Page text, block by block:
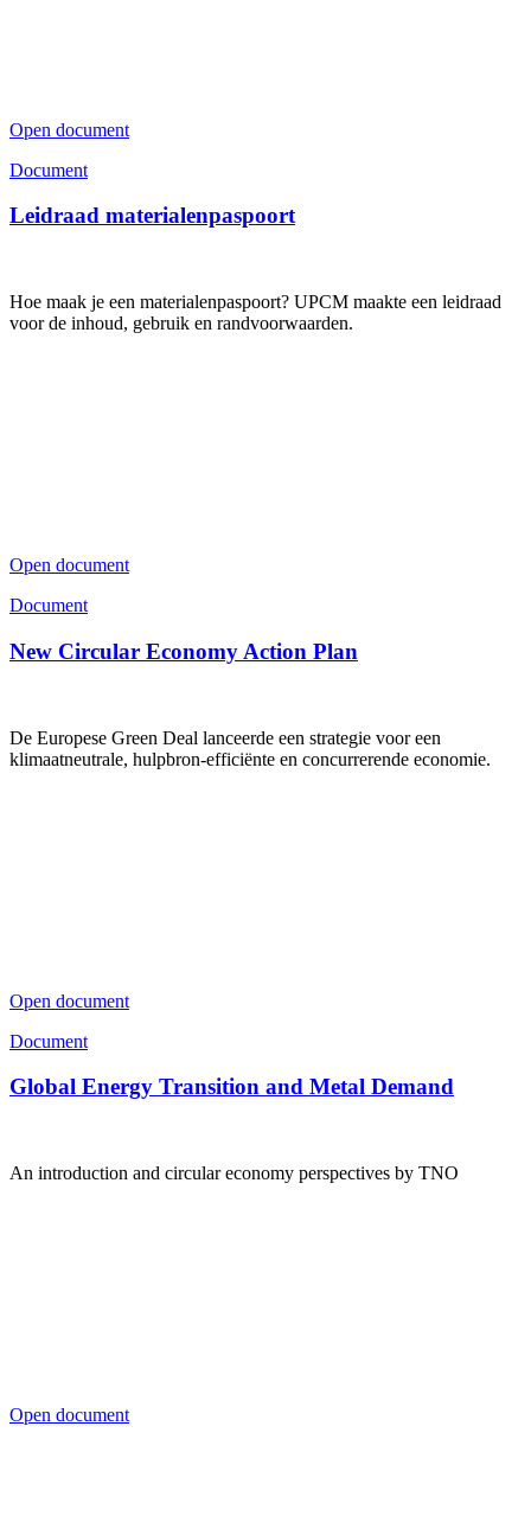
Open document
Document
Leidraad materialenpaspoort
Hoe maak je een materialenpaspoort? UPCM maakte een leidraad
voor de inhoud, gebruik en randvoorwaarden.
Open document
Document
New Circular Economy Action Plan
De Europese Green Deal lanceerde een strategie voor een
klimaatneutrale, hulpbron-efficiënte en concurrerende economie.
Open document
Document
Global Energy Transition and Metal Demand
An introduction and circular economy perspectives by TNO
Open document